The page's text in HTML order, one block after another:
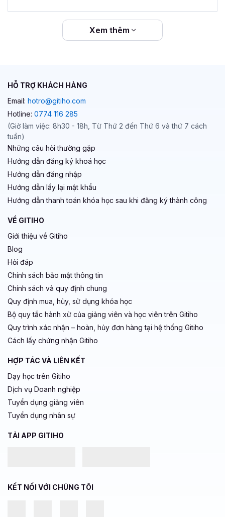
Xem thêm
HỖ TRỢ KHÁCH HÀNG
Email: hotro@gitiho.com
Hotline: 0774 116 285
(Giờ làm việc: 8h30 - 18h, Từ Thứ 2 đến Thứ 6 và thứ 7 cách
tuần)
Những câu hỏi thường gặp
Hướng dẫn đăng ký khoá học
Hướng dẫn đăng nhập
Hướng dẫn lấy lại mật khẩu
Hướng dẫn thanh toán khóa học sau khi đăng ký thành công
VỀ GITIHO
Giới thiệu về Gitiho
Blog
Hỏi đáp
Chính sách bảo mật thông tin
Chính sách và quy định chung
Quy định mua, hủy, sử dụng khóa học
Bộ quy tắc hành xử của giảng viên và học viên trên Gitiho
Quy trình xác nhận – hoàn, hủy đơn hàng tại hệ thống Gitiho
Cách lấy chứng nhận Gitiho
HỢP TÁC VÀ LIÊN KẾT
Dạy học trên Gitiho
Dịch vụ Doanh nghiệp
Tuyển dụng giảng viên
Tuyển dụng nhân sự
TẢI APP GITIHO
KẾT NỐI VỚI CHÚNG TÔI